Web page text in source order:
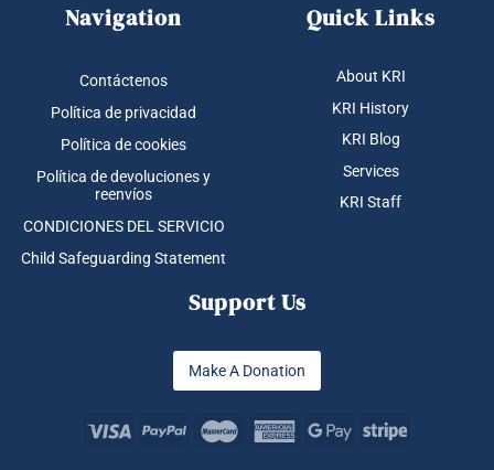
Navigation
Contáctenos
Política de privacidad
Política de cookies
Política de devoluciones y
reenvíos
CONDICIONES DEL SERVICIO
Child Safeguarding Statement
Quick Links
About KRI
KRI History
KRI Blog
Services
KRI Staff
Support Us
Make A Donation